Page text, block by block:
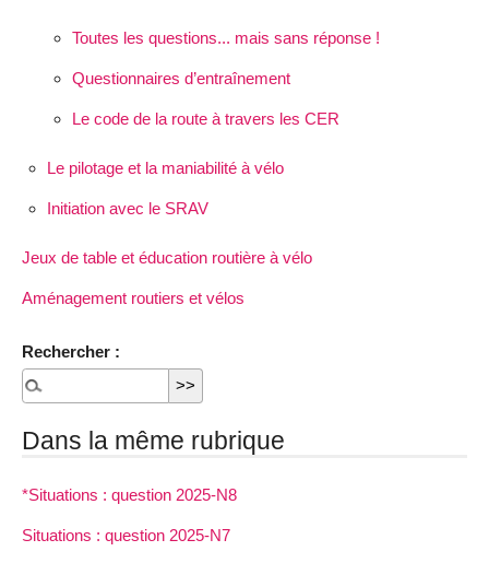
Toutes les questions... mais sans réponse !
Questionnaires d’entraînement
Le code de la route à travers les CER
Le pilotage et la maniabilité à vélo
Initiation avec le SRAV
Jeux de table et éducation routière à vélo
Aménagement routiers et vélos
Rechercher :
Dans la même rubrique
*Situations : question 2025-N8
Situations : question 2025-N7